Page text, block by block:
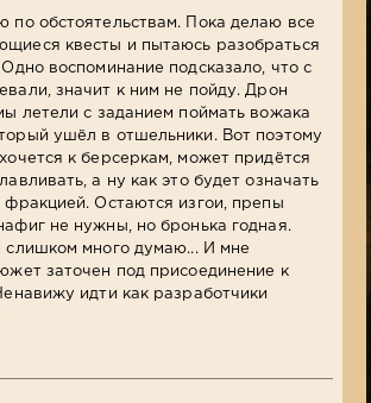
по обстоятельствам. Пока делаю все
квесты и пытаюсь разобраться
воспоминание подсказало, что с
значит к ним не пойду. Дрон
летели с заданием поймать вожака
ушёл в отшельники. Вот поэтому
к берсеркам, может придётся
а ну как это будет означать
фракцией. Остаются изгои, препы
не нужны, но бронька годная.
слишком много думаю... И мне
заточен под присоединение к
идти как разработчики